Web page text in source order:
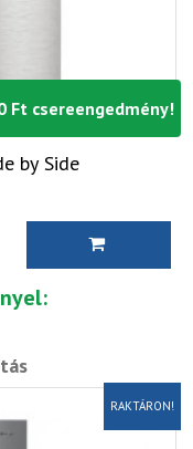
Ft csereengedmény!
by Side
RAKTÁRON!